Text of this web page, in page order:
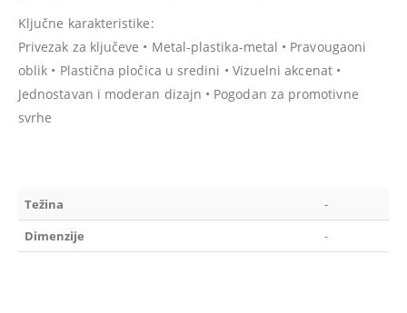
Ključne karakteristike:
Privezak za ključeve • Metal-plastika-metal • Pravougaoni
oblik • Plastična pločica u sredini • Vizuelni akcenat •
Jednostavan i moderan dizajn • Pogodan za promotivne
svrhe
Težina
-
Dimenzije
-